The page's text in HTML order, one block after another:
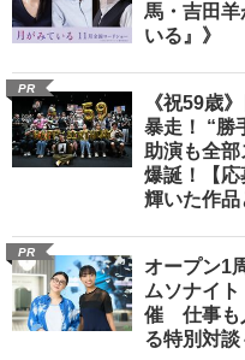
馬・吉田
いる』》
PR
《祝59歳
暴走！ “勝
助演も全部
爆誕！【
輝いた作品
PR
オープン1
ムソナイ
催 仕事も
る特別対談